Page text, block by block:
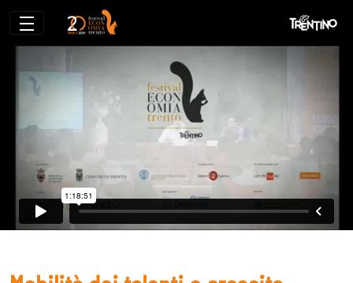
Mobilità dei talenti e crescita economica